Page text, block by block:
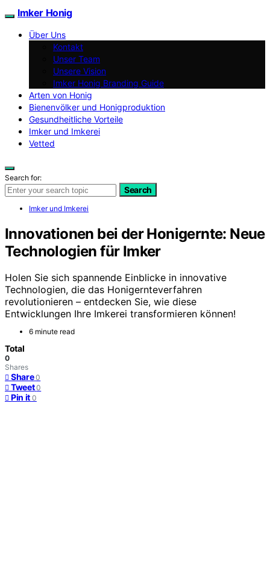
Imker Honig
Über Uns
Kontakt
Unser Team
Unsere Vision
Imker Honig Branding Guide
Arten von Honig
Bienenvölker und Honigproduktion
Gesundheitliche Vorteile
Imker und Imkerei
Vetted
Search for:
Search
Imker und Imkerei
Innovationen bei der Honigernte: Neue
Technologien für Imker
Holen Sie sich spannende Einblicke in innovative
Technologien, die das Honigernteverfahren
revolutionieren – entdecken Sie, wie diese
Entwicklungen Ihre Imkerei transformieren können!
6 minute read
Total
0
Shares
Share 0
Tweet 0
Pin it 0